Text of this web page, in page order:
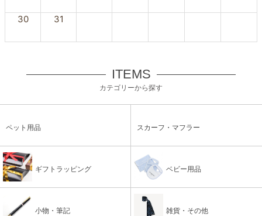
30 31
ITEMS
カテゴリーから探す
ペット用品 スカーフ・マフラー
ギフトラッピング ベビー用品
小物・筆記 雑貨・その他